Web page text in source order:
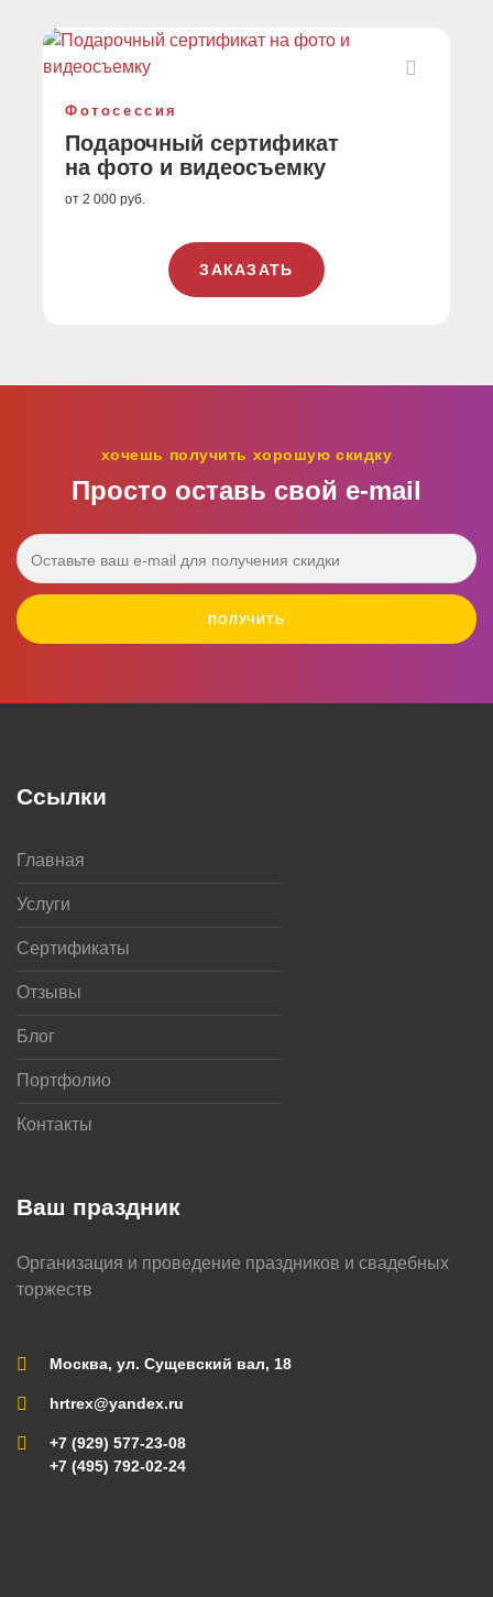
Фотосессия
Подарочный сертификат
на фото и видеосъемку
от 2 000 руб.
ЗАКАЗАТЬ
хочешь получить хорошую скидку
Просто оставь свой e‑mail
ПОЛУЧИТЬ
Ваш праздник
Организация и проведение праздников и свадебных
торжеств
Москва, ул. Сущевский вал, 18
hrtrex@yandex.ru
+7 (929) 577-23-08
+7 (495) 792-02-24
Ссылки
Главная
Услуги
Сертификаты
Отзывы
Блог
Портфолио
Контакты